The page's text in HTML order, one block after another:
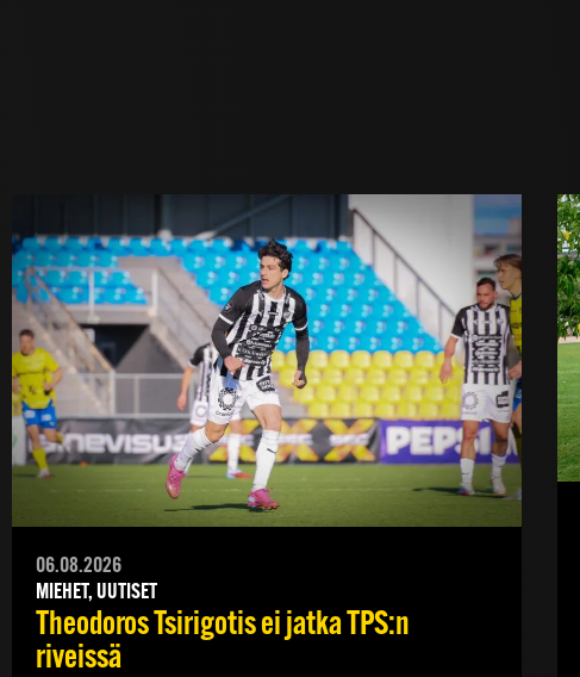
06.08.2026
MIEHET, UUTISET
Theodoros Tsirigotis ei jatka TPS:n
riveissä